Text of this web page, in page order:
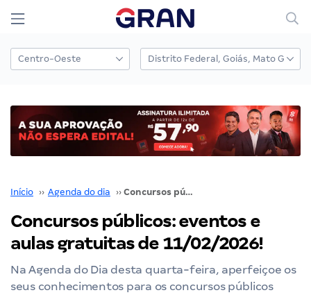
Início ›› Agenda do dia ›› Concursos públicos: eventos e aulas gratuitas de 11/02/2026!
Concursos públicos: eventos e
aulas gratuitas de 11/02/2026!
Na Agenda do Dia desta quarta-feira, aperfeiçoe os
seus conhecimentos para os concursos públicos